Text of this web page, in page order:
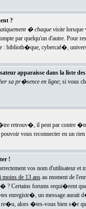
?
� chaque visitelorsque
par quelqu'un d'autre. Pour
: biblioth�que, cybercaf�,
apparaisse dans la liste
sa pr�sence en ligne; si vous
�tre retrouv�, il peut par contre
vous reconnecter en un rien
!
vos nom d'utilisateur
moins de 13 ansau moment de
Certains forums requi�rent
enregistr�, un message aurait
alors �tes-vous bien s�r